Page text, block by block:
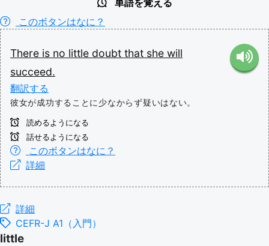
単語を覚える
このボタンはなに？
There is no little doubt that she will
succeed.
翻訳する
彼女が成功することに少なからず疑いはない。
読めるようになる
話せるようになる
このボタンはなに？
詳細
詳細
CEFR-J A1（入門）
little